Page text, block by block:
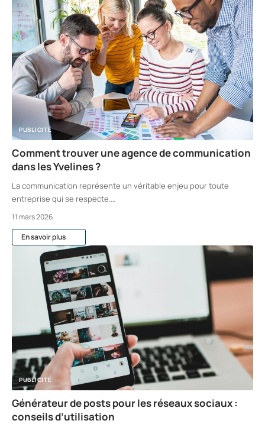
PUBLICITÉ
Comment trouver une agence de communication
dans les Yvelines ?
La communication représente un véritable enjeu pour toute
entreprise qui se respecte.…
11 mars 2026
En savoir plus
PUBLICITÉ
Générateur de posts pour les réseaux sociaux :
conseils d’utilisation